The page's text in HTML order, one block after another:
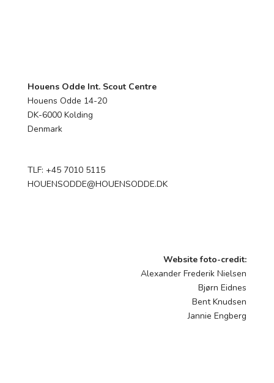
Houens Odde Int. Scout Centre
Houens Odde 14-20
DK-6000 Kolding
Denmark
TLF: +45 7010 5115
HOUENSODDE@HOUENSODDE.DK
Website foto-credit:
Alexander Frederik Nielsen
Bjørn Eidnes
Bent Knudsen
Jannie Engberg